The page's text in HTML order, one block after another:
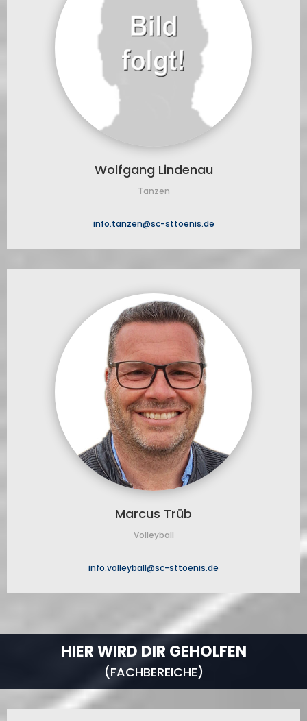
Wolfgang Lindenau
Tanzen
info.tanzen@sc-sttoenis.de
Marcus Trüb
Volleyball
info.volleyball@sc-sttoenis.de
HIER WIRD DIR GEHOLFEN
(FACHBEREICHE)